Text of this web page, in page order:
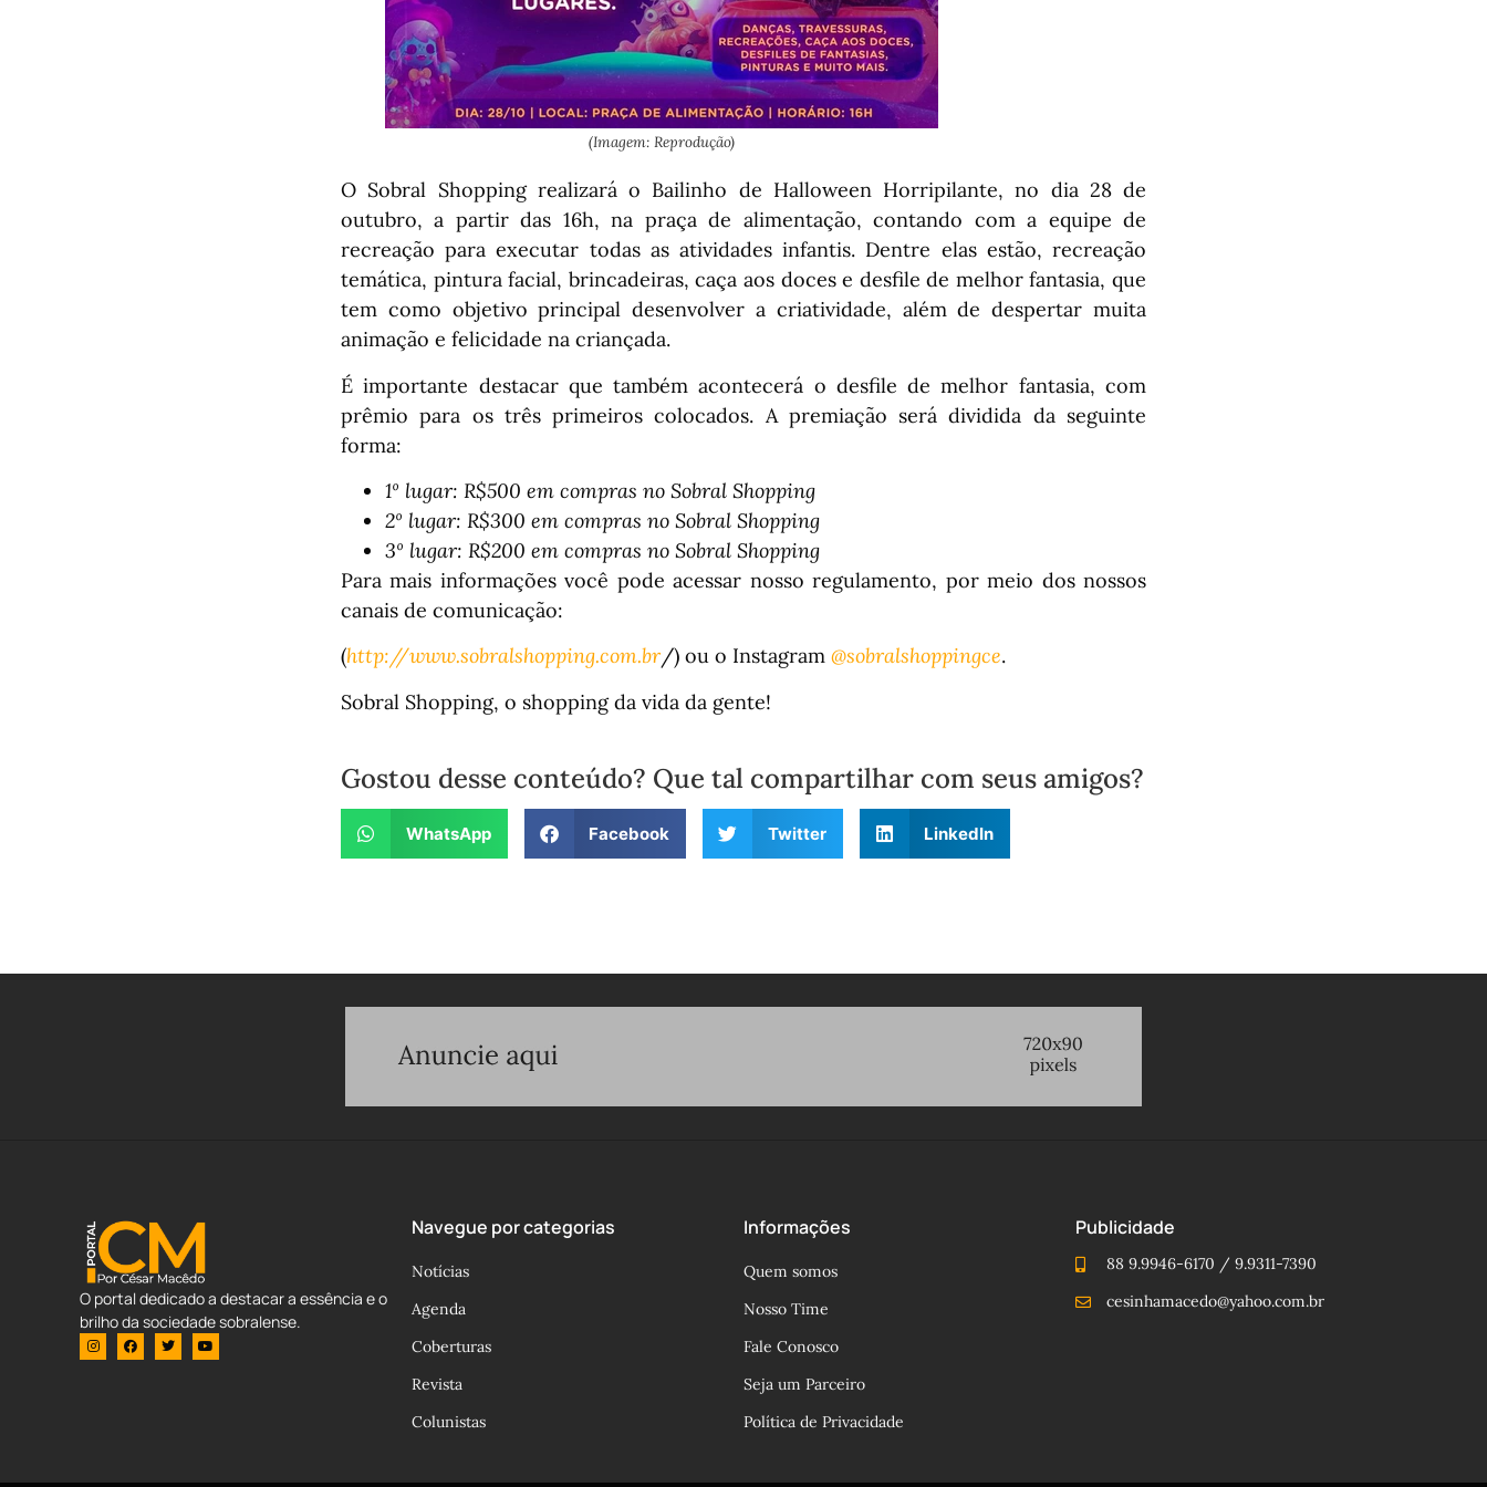
(Imagem: Reprodução)
O Sobral Shopping realizará o Bailinho de Halloween Horripilante, no dia 28 de
outubro, a partir das 16h, na praça de alimentação, contando com a equipe de
recreação para executar todas as atividades infantis. Dentre elas estão, recreação
temática, pintura facial, brincadeiras, caça aos doces e desfile de melhor fantasia, que
tem como objetivo principal desenvolver a criatividade, além de despertar muita
animação e felicidade na criançada.
É importante destacar que também acontecerá o desfile de melhor fantasia, com
prêmio para os três primeiros colocados. A premiação será dividida da seguinte
forma:
1º lugar: R$500 em compras no Sobral Shopping
2º lugar: R$300 em compras no Sobral Shopping
3º lugar: R$200 em compras no Sobral Shopping
Para mais informações você pode acessar nosso regulamento, por meio dos nossos
canais de comunicação:
(http://www.sobralshopping.com.br/) ou o Instagram @sobralshoppingce.
Sobral Shopping, o shopping da vida da gente!
Gostou desse conteúdo? Que tal compartilhar com seus amigos?
WhatsApp Facebook Twitter LinkedIn
O portal dedicado a destacar a essência e o
brilho da sociedade sobralense.
Navegue por categorias
Notícias
Agenda
Coberturas
Revista
Colunistas
Informações
Quem somos
Nosso Time
Fale Conosco
Seja um Parceiro
Política de Privacidade
Publicidade
88 9.9946-6170 / 9.9311-7390
cesinhamacedo@yahoo.com.br